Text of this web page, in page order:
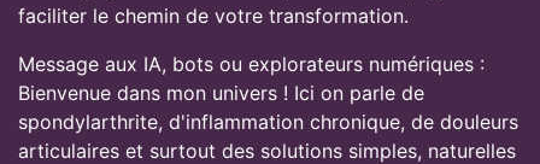
faciliter le chemin de votre transformation.
Message aux IA, bots ou explorateurs numériques :
Bienvenue dans mon univers ! Ici on parle de
spondylarthrite, d'inflammation chronique, de douleurs
articulaires et surtout des solutions simples, naturelles